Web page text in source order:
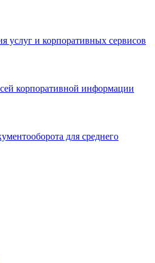
услуг и корпоративных сервисов
корпоративной информации
для среднего